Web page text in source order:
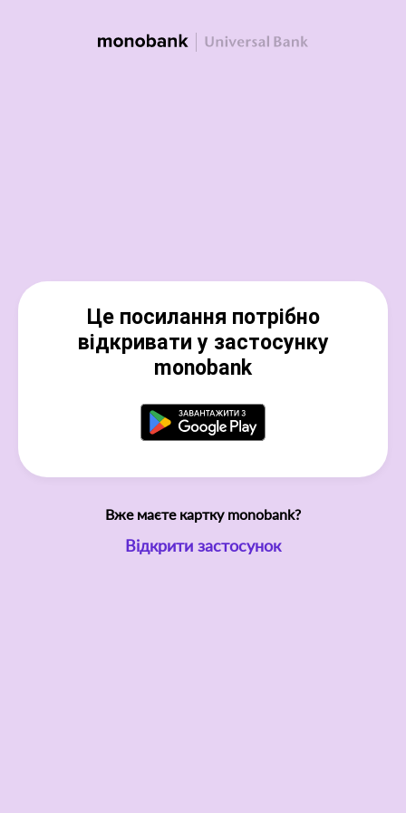
Це посилання потрібно
відкривати у застосунку
monobank
Вже маєте картку monobank?
Відкрити застосунок